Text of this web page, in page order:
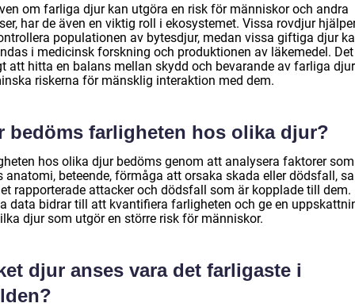
om farliga djur kan utgöra en risk för människor och andra
har de även en viktig roll i ekosystemet. Vissa rovdjur
populationen av bytesdjur, medan vissa giftiga djur
i medicinsk forskning och produktionen av läkemedel.
att hitta en balans mellan skydd och bevarande av farliga
riskerna för mänsklig interaktion med dem.
bedöms farligheten hos olika djur?
hos olika djur bedöms genom att analysera faktorer som
anatomi, beteende, förmåga att orsaka skada eller dödsfall,
rapporterade attacker och dödsfall som är kopplade till dem.
data bidrar till att kvantifiera farligheten och ge en
djur som utgör en större risk för människor.
djur anses vara det farligaste i